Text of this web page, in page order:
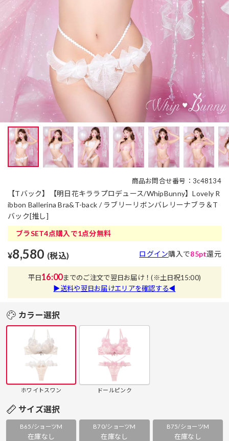
商品お問合せ番号：3c48134
【Tバック】【明日花キララプロデュース/WhipBunny】Lovely R
ibbon Ballerina Bra&T-back / ラブリーリボンバレリーナブラ＆T
バック[推し]
ブラSET4点購入で1点分無料
¥8,580 (税込) ログイン購入で85pt還元
平日16:00までのご注文で翌日お届け！(※土日祝15:00)
▶送料や翌日お届けエリアを確認する◀
カラー選択
ホワイトスワン ドールピンク
サイズ選択
B65/ショーツM
在庫なし
B70/ショーツM
在庫なし
B75/ショーツM
在庫なし